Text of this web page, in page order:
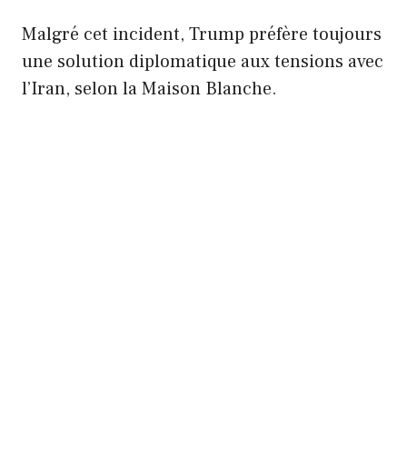
Malgré cet incident, Trump préfère toujours
une solution diplomatique aux tensions avec
l’Iran, selon la Maison Blanche.